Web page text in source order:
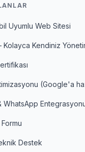
Uyumlu Web Sitesi
Kendiniz
(Google'a
WhatsApp
Destek